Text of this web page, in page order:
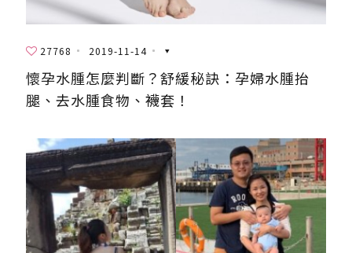
27768 2019-11-14
懷孕水腫怎麼判斷？舒緩秘訣：孕婦水腫抬
腿、去水腫食物、襪套！